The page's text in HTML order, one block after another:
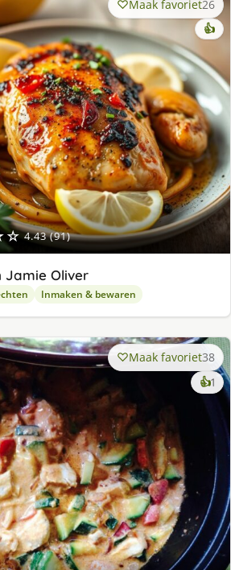
4.43 (91)
Maak favoriet26
👍
Jamie Oliver
Inmaken & bewaren
Maak favoriet38
👍1